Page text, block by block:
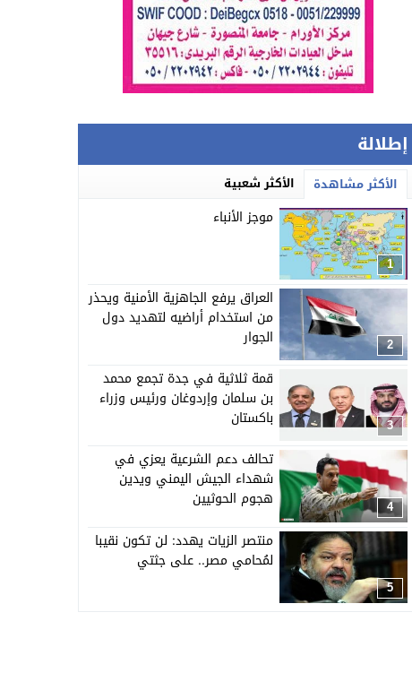
إطلالة
الأكثر مشاهدة الأكثر شعبية
1
موجز الأنباء
2
العراق يرفع الجاهزية الأمنية ويحذر
من استخدام أراضيه لتهديد دول
الجوار
3
قمة ثلاثية في جدة تجمع محمد
بن سلمان وإردوغان ورئيس وزراء
باكستان
4
تحالف دعم الشرعية يعزي في
شهداء الجيش اليمني ويدين
هجوم الحوثيين
5
منتصر الزيات يهدد: لن تكون نقيبا
لمُحامي مصر.. على جثتي